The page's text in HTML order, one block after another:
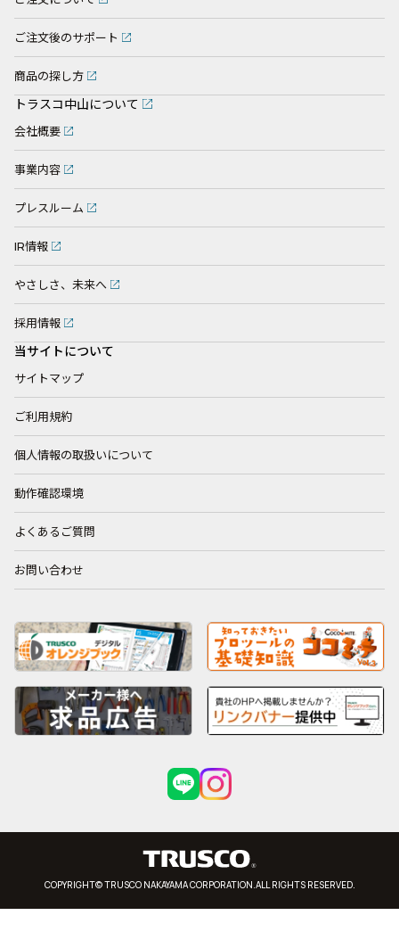
ご注文後のサポート
商品の探し方
トラスコ中山について
会社概要
事業内容
プレスルーム
IR情報
やさしさ、未来へ
採用情報
当サイトについて
サイトマップ
ご利用規約
個人情報の取扱いについて
動作確認環境
よくあるご質問
お問い合わせ
COPYRIGHT© TRUSCO NAKAYAMA CORPORATION.ALL RIGHTS RESERVED.